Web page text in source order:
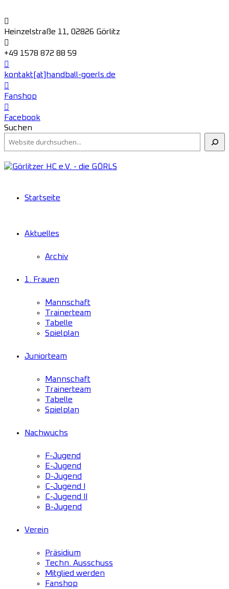
Heinzelstraße 11, 02826 Görlitz
+49 1578 872 88 59
kontakt[at]handball-goerls.de
Fanshop
Facebook
Suchen
Startseite
Aktuelles
Archiv
1. Frauen
Mannschaft
Trainerteam
Tabelle
Spielplan
Juniorteam
Mannschaft
Trainerteam
Tabelle
Spielplan
Nachwuchs
F-Jugend
E-Jugend
D-Jugend
C-Jugend I
C-Jugend II
B-Jugend
Verein
Präsidium
Techn. Ausschuss
Mitglied werden
Fanshop